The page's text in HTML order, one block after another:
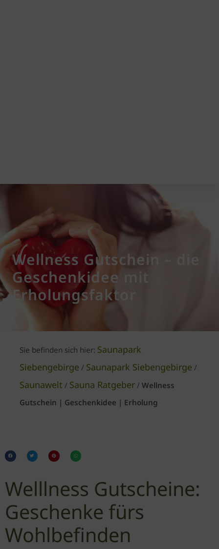
Wellness Gutschein – die
Geschenkidee mit
Erholungsfaktor
Sie befinden sich hier: Saunapark
Siebengebirge / Saunapark Siebengebirge /
Saunawelt / Sauna Ratgeber / Wellness
Gutschein | Geschenkidee | Erholung
Welllness Gutscheine:
Geschenke fürs
Wohlbefinden